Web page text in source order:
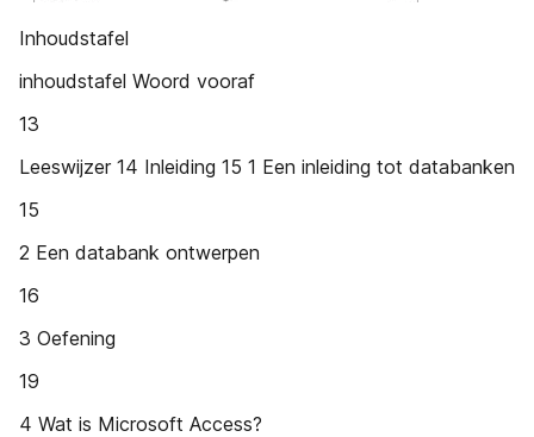
Inhoudstafel
inhoudstafel Woord vooraf
13
Leeswijzer 14 Inleiding 15 1 Een inleiding tot databanken
15
2 Een databank ontwerpen
16
3 Oefening
19
4 Wat is Microsoft Access?